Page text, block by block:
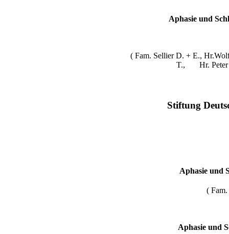
Aphasie und
( Fam. Sellier D. + E.,
T., Hr. Peter
Stiftung
Aphasie und
(
Aphasie und